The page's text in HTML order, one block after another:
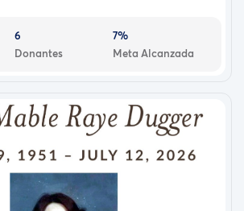
6
Donantes
7%
Meta Alcanzada